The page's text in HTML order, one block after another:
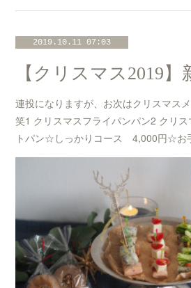
2019.10.11 07:03
連投になりますが、お次はクリスマス
笑1 クリスマスフライパンパン2 クリ
トパン☆しっかりコース 4,000円☆